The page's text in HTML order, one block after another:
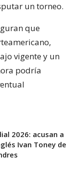
un torneo.
que
vigente y un
podría
2026: acusan a
Ivan Toney de